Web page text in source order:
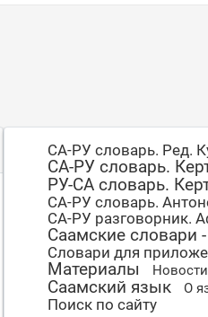
СА-РУ словарь. Ред.
СА-РУ словарь.
РУ-СА словарь.
СА-РУ словарь.
СА-РУ разговорник.
Саамские словари
Словари для
Материалы
Саамский язык О
Поиск по сайту